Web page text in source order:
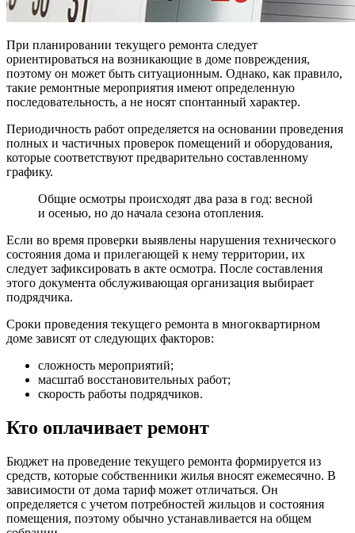
При планировании текущего ремонта следует
ориентироваться на возникающие в доме повреждения,
поэтому он может быть ситуационным. Однако, как правило,
такие ремонтные мероприятия имеют определенную
последовательность, а не носят спонтанный характер.
Периодичность работ определяется на основании проведения
полных и частичных проверок помещений и оборудования,
которые соответствуют предварительно составленному
графику.
Общие осмотры происходят два раза в год: весной
и осенью, но до начала сезона отопления.
Если во время проверки выявлены нарушения технического
состояния дома и прилегающей к нему территории, их
следует зафиксировать в акте осмотра. После составления
этого документа обслуживающая организация выбирает
подрядчика.
Сроки проведения текущего ремонта в многоквартирном
доме зависят от следующих факторов:
сложность мероприятий;
масштаб восстановительных работ;
скорость работы подрядчиков.
Кто оплачивает ремонт
Бюджет на проведение текущего ремонта формируется из
средств, которые собственники жилья вносят ежемесячно. В
зависимости от дома тариф может отличаться. Он
определяется с учетом потребностей жильцов и состояния
помещения, поэтому обычно устанавливается на общем